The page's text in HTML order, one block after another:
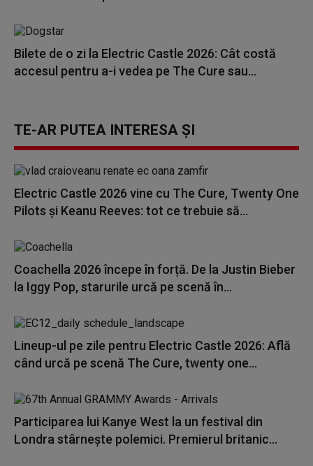
Bilete de o zi la Electric Castle 2026: Cât costă
accesul pentru a-i vedea pe The Cure sau...
TE-AR PUTEA INTERESA ȘI
Electric Castle 2026 vine cu The Cure, Twenty One
Pilots și Keanu Reeves: tot ce trebuie să...
Coachella 2026 începe în forță. De la Justin Bieber
la Iggy Pop, starurile urcă pe scenă în...
Lineup-ul pe zile pentru Electric Castle 2026: Află
când urcă pe scenă The Cure, twenty one...
Participarea lui Kanye West la un festival din
Londra stârnește polemici. Premierul britanic...